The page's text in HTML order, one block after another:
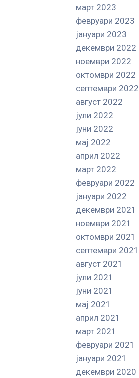
март 2023
февруари 2023
јануари 2023
декември 2022
ноември 2022
октомври 2022
септември 2022
август 2022
јули 2022
јуни 2022
мај 2022
април 2022
март 2022
февруари 2022
јануари 2022
декември 2021
ноември 2021
октомври 2021
септември 2021
август 2021
јули 2021
јуни 2021
мај 2021
април 2021
март 2021
февруари 2021
јануари 2021
декември 2020